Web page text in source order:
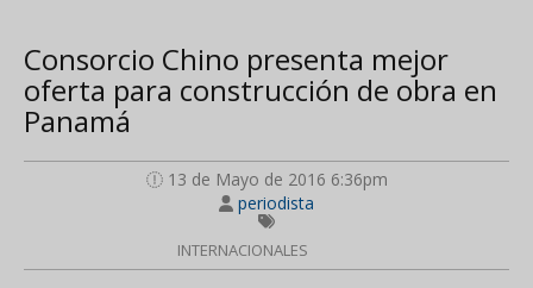
Consorcio Chino presenta mejor
oferta para construcción de obra en
Panamá
13 de Mayo de 2016 6:36pm
periodista
INTERNACIONALES